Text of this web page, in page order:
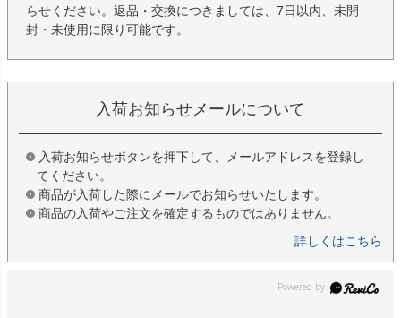
らせください。返品・交換につきましては、7日以内、未開
封・未使用に限り可能です。
入荷お知らせメールについて
入荷お知らせボタンを押下して、メールアドレスを登録し
てください。
商品が入荷した際にメールでお知らせいたします。
商品の入荷やご注文を確定するものではありません。
詳しくはこちら